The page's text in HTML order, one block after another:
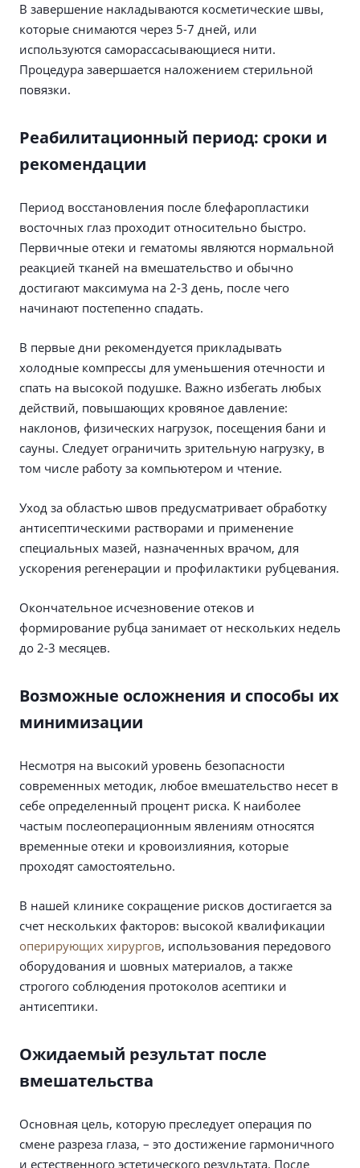
В завершение накладываются косметические швы,
которые снимаются через 5-7 дней, или
используются саморассасывающиеся нити.
Процедура завершается наложением стерильной
повязки.
Реабилитационный период: сроки и
рекомендации
Период восстановления после блефаропластики
восточных глаз проходит относительно быстро.
Первичные отеки и гематомы являются нормальной
реакцией тканей на вмешательство и обычно
достигают максимума на 2-3 день, после чего
начинают постепенно спадать.
В первые дни рекомендуется прикладывать
холодные компрессы для уменьшения отечности и
спать на высокой подушке. Важно избегать любых
действий, повышающих кровяное давление:
наклонов, физических нагрузок, посещения бани и
сауны. Следует ограничить зрительную нагрузку, в
том числе работу за компьютером и чтение.
Уход за областью швов предусматривает обработку
антисептическими растворами и применение
специальных мазей, назначенных врачом, для
ускорения регенерации и профилактики рубцевания.
Окончательное исчезновение отеков и
формирование рубца занимает от нескольких недель
до 2-3 месяцев.
Возможные осложнения и способы их
минимизации
Несмотря на высокий уровень безопасности
современных методик, любое вмешательство несет в
себе определенный процент риска. К наиболее
частым послеоперационным явлениям относятся
временные отеки и кровоизлияния, которые
проходят самостоятельно.
В нашей клинике сокращение рисков достигается за
счет нескольких факторов: высокой квалификации
оперирующих хирургов, использования передового
оборудования и шовных материалов, а также
строгого соблюдения протоколов асептики и
антисептики.
Ожидаемый результат после
вмешательства
Основная цель, которую преследует операция по
смене разреза глаза, – это достижение гармоничного
и естественного эстетического результата. После